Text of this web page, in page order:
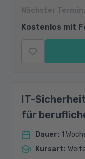
Nächster Termin:
Kostenlos mit
IT-
für
Dauer: 1
Kursart: